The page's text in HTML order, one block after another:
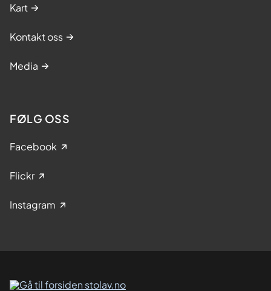
Kart
Kontakt oss
Media
FØLG OSS
Facebook
Flickr
Instagram